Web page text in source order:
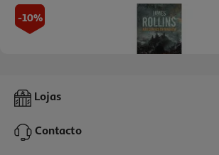
-10%
Livro Não Confies Em Ninguém De James Rollins
18,80 € PVP de editor
16,92 €
Lojas
Contacto